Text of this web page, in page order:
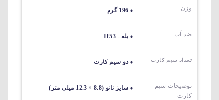
وزن 196 گرم
ضد آب بله - IP53
تعداد سیم کارت دو سیم کارت
توضیحات سیم
کارت
سایز نانو (8.8 × 12.3 میلی متر)